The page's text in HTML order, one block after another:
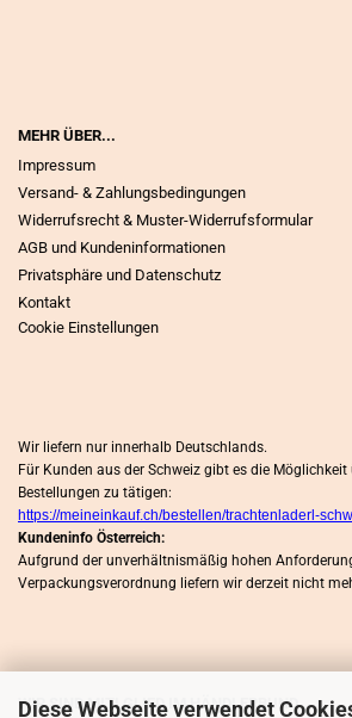
Diese Webseite verwendet
MEHR ÜBER...
Impressum
Versand- & Zahlungsbedingungen
Widerrufsrecht & Muster-Widerrufsformular
AGB und Kundeninformationen
Privatsphäre und Datenschutz
Kontakt
Cookie Einstellungen
Wir liefern nur innerhalb Deutschlands.
Für Kunden aus der Schweiz gibt es die
Bestellungen zu tätigen:
https://meineinkauf.ch/bestellen/trachtenladerl-
Kundeninfo Österreich:
Aufgrund der unverhältnismäßig hohen
Verpackungsverordnung liefern wir derzeit nicht
WIR SIND MITLGLIED IM HÄNDLERBUND